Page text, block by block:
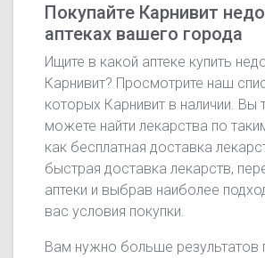
Покупайте Карнивит
аптеках вашего города
Ищите в какой аптеке купить
Карнивит? Просмотрите наш
которых Карнивит в наличии. Вы
можете найти лекарства по
как бесплатная доставка
быстрая доставка лекарств,
аптеки и выбрав наиболее
вас условия покупки.
Вам нужно больше результатов